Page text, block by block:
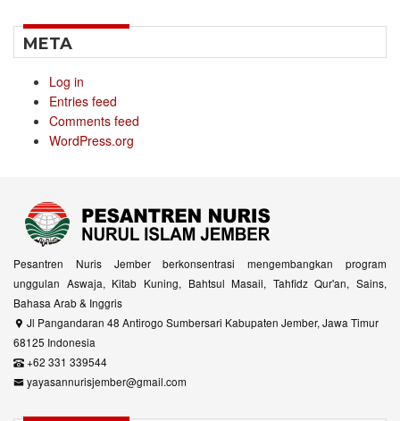
META
Log in
Entries feed
Comments feed
WordPress.org
Pesantren Nuris Jember berkonsentrasi mengembangkan program
unggulan Aswaja, Kitab Kuning, Bahtsul Masail, Tahfidz Qur'an, Sains,
Bahasa Arab & Inggris
Jl Pangandaran 48 Antirogo Sumbersari Kabupaten Jember, Jawa Timur
68125 Indonesia
+62 331 339544
yayasannurisjember@gmail.com